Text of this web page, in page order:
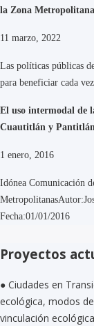
la Zona
11 marzo, 2022
Las políticas públicas
para beneficiar cada
El uso intermodal de
Cuautitlán y
1 enero, 2016
Idónea Comunicación
Fecha:01/01/2016
Proyectos
● Ciudades en
ecológica, modos
vinculación